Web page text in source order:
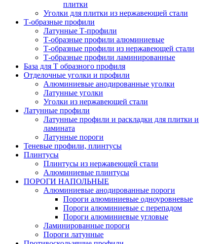
плитки
Уголки для плитки из нержавеющей стали
Т-образные профили
Латунные Т-профили
Т-образные профили алюминиевые
Т-образные профили из нержавеющей стали
Т-образные профили ламинированные
База для Т образного профиля
Отделочные уголки и профили
Алюминиевые анодированные уголки
Латунные уголки
Уголки из нержавеющей стали
Латунные профили
Латунные профили и раскладки для плитки и
ламината
Латунные пороги
Теневые профили, плинтусы
Плинтусы
Плинтусы из нержавеющей стали
Алюминиевые плинтусы
ПОРОГИ НАПОЛЬНЫЕ
Алюминиевые анодированные пороги
Пороги алюминиевые одноуровневые
Пороги алюминиевые с перепадом
Пороги алюминиевые угловые
Ламинированные пороги
Пороги латунные